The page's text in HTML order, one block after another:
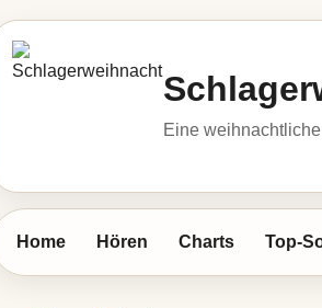
Eine
Home Hören Charts Top-